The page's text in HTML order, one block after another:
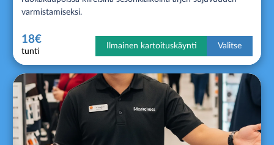
varmistamiseksi.
18€
tunti
Ilmainen kartoituskäynti Valitse